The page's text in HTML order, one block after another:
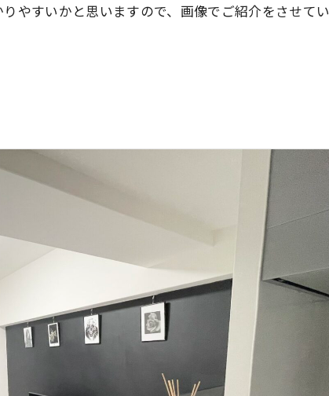
やすいかと思いますので、画像でご紹介をさせてい